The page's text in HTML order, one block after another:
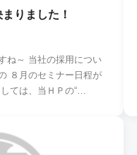
りました！
につい
８月のセミナー日程が
につきましては、当ＨＰの“…